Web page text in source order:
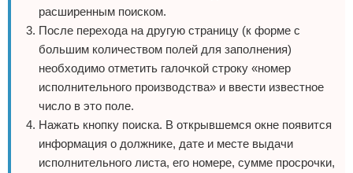
расширенным поиском.
После перехода на другую страницу (к форме с
большим количеством полей для заполнения)
необходимо отметить галочкой строку «номер
исполнительного производства» и ввести известное
число в это поле.
Нажать кнопку поиска. В открывшемся окне появится
информация о должнике, дате и месте выдачи
исполнительного листа, его номере, сумме просрочки,